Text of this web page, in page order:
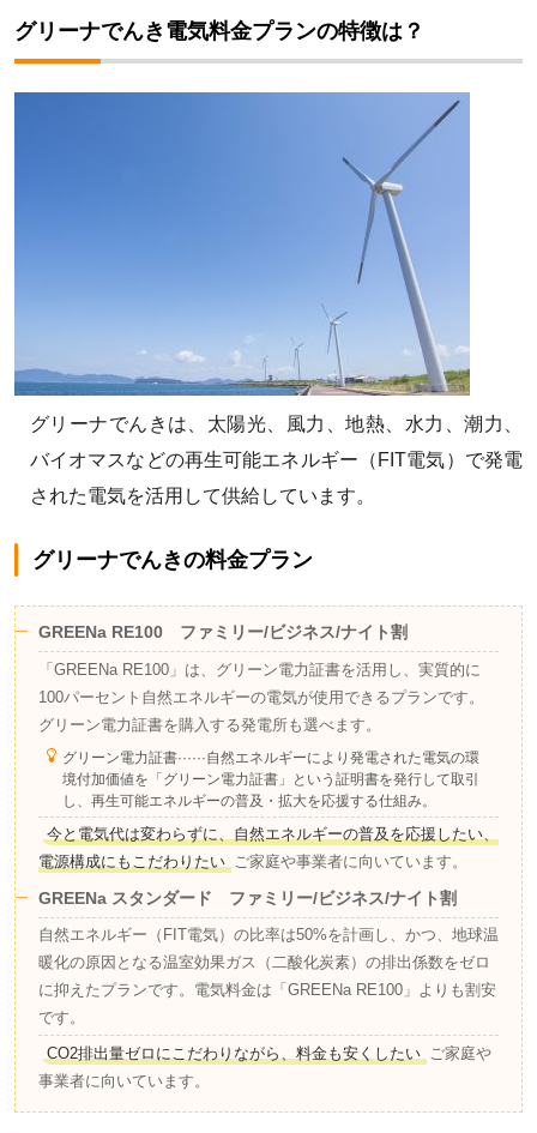
グリーナでんき電気料金プランの特徴は？
グリーナでんきは、太陽光、風力、地熱、水力、潮力、
バイオマスなどの再生可能エネルギー（FIT電気）で発電
された電気を活用して供給しています。
グリーナでんきの料金プラン
GREENa RE100 ファミリー/ビジネス/ナイト割
「GREENa RE100」は、グリーン電力証書を活用し、実質的に
100パーセント自然エネルギーの電気が使用できるプランです。
グリーン電力証書を購入する発電所も選べます。
グリーン電力証書······自然エネルギーにより発電された電気の環
境付加価値を「グリーン電力証書」という証明書を発行して取引
し、再生可能エネルギーの普及・拡大を応援する仕組み。
今と電気代は変わらずに、自然エネルギーの普及を応援したい、
電源構成にもこだわりたい ご家庭や事業者に向いています。
GREENa スタンダード ファミリー/ビジネス/ナイト割
自然エネルギー（FIT電気）の比率は50%を計画し、かつ、地球温
暖化の原因となる温室効果ガス（二酸化炭素）の排出係数をゼロ
に抑えたプランです。電気料金は「GREENa RE100」よりも割安
です。
CO2排出量ゼロにこだわりながら、料金も安くしたい
ご家庭や
事業者に向いています。